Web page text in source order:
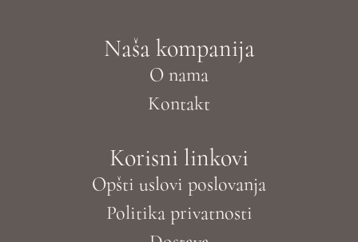
Naša kompanija
O nama
Kontakt
Korisni linkovi
Opšti uslovi poslovanja
Politika privatnosti